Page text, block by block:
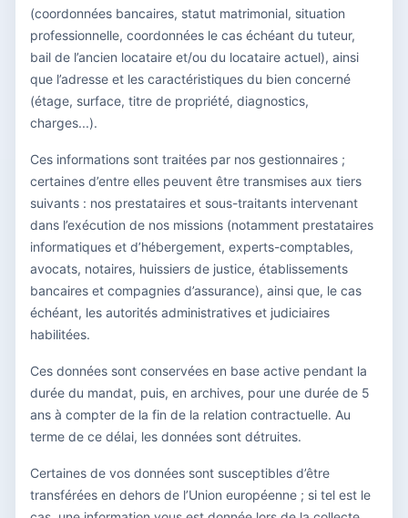
(coordonnées bancaires, statut matrimonial, situation
professionnelle, coordonnées le cas échéant du tuteur,
bail de l’ancien locataire et/ou du locataire actuel), ainsi
que l’adresse et les caractéristiques du bien concerné
(étage, surface, titre de propriété, diagnostics,
charges...).
Ces informations sont traitées par nos gestionnaires ;
certaines d’entre elles peuvent être transmises aux tiers
suivants : nos prestataires et sous-traitants intervenant
dans l’exécution de nos missions (notamment prestataires
informatiques et d’hébergement, experts-comptables,
avocats, notaires, huissiers de justice, établissements
bancaires et compagnies d’assurance), ainsi que, le cas
échéant, les autorités administratives et judiciaires
habilitées.
Ces données sont conservées en base active pendant la
durée du mandat, puis, en archives, pour une durée de 5
ans à compter de la fin de la relation contractuelle. Au
terme de ce délai, les données sont détruites.
Certaines de vos données sont susceptibles d’être
transférées en dehors de l’Union européenne ; si tel est le